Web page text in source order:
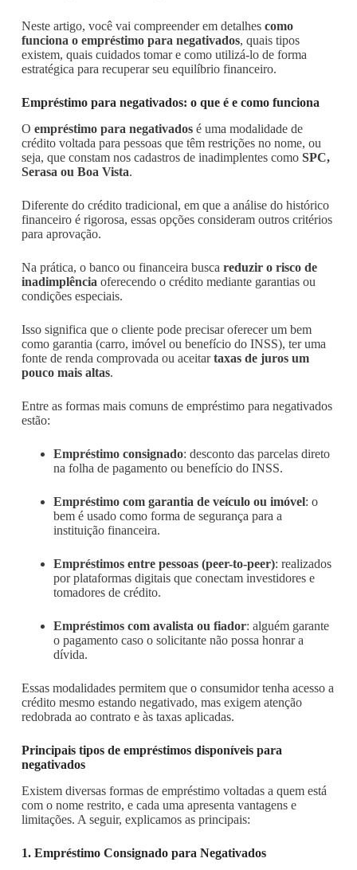
Neste artigo, você vai compreender em detalhes como
funciona o empréstimo para negativados, quais tipos
existem, quais cuidados tomar e como utilizá-lo de forma
estratégica para recuperar seu equilíbrio financeiro.
Empréstimo para negativados: o que é e como funciona
O empréstimo para negativadosé uma modalidade de
crédito voltada para pessoas que têm restrições no nome, ou
seja, que constam nos cadastros de inadimplentes como SPC,
Serasa ou Boa Vista.
Diferente do crédito tradicional, em que a análise do histórico
financeiro é rigorosa, essas opções consideram outros critérios
para aprovação.
Na prática, o banco ou financeira busca reduzir o risco de
inadimplência oferecendo o crédito mediante garantias ou
condições especiais.
Isso significa que o cliente pode precisar oferecer um bem
como garantia (carro, imóvel ou benefício do INSS), ter uma
fonte de renda comprovada ou aceitartaxas de juros um
pouco mais altas.
Entre as formas mais comuns de empréstimo para negativados
estão:
Empréstimo consignado: desconto das parcelas direto
na folha de pagamento ou benefício do INSS.
Empréstimo com garantia de veículo ou imóvel: o
bem é usado como forma de segurança para a
instituição financeira.
Empréstimos entre pessoas (peer-to-peer): realizados
por plataformas digitais que conectam investidores e
tomadores de crédito.
Empréstimos com avalista ou fiador: alguém garante
o pagamento caso o solicitante não possa honrar a
dívida.
Essas modalidades permitem que o consumidor tenha acesso a
crédito mesmo estando negativado, mas exigem atenção
redobrada ao contrato e às taxas aplicadas.
Principais tipos de empréstimos disponíveis para
negativados
Existem diversas formas de empréstimo voltadas a quem está
com o nome restrito, e cada uma apresenta vantagens e
limitações. A seguir, explicamos as principais:
1. Empréstimo Consignado para Negativados